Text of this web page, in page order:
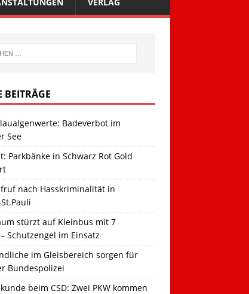
BEITRÄGE
Badeverbot im
See
Parkbänke in Schwarz Rot Gold
nach Hasskriminalität in
stürzt auf Kleinbus mit 7
Schutzengel im Einsatz
im Gleisbereich sorgen für
Bundespolizei
beim CSD: Zwei PKW kommen